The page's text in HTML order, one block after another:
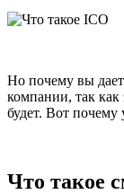
Но почему вы
компании, так как
будет. Вот почему
Что такое